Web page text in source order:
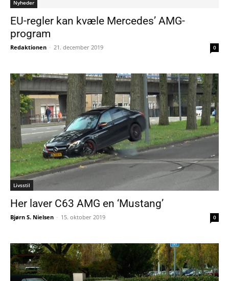
Nyheder
EU-regler kan kvæle Mercedes’ AMG-
program
Redaktionen - 21. december 2019 0
Livsstil
Her laver C63 AMG en ‘Mustang’
Bjørn S. Nielsen - 15. oktober 2019 0